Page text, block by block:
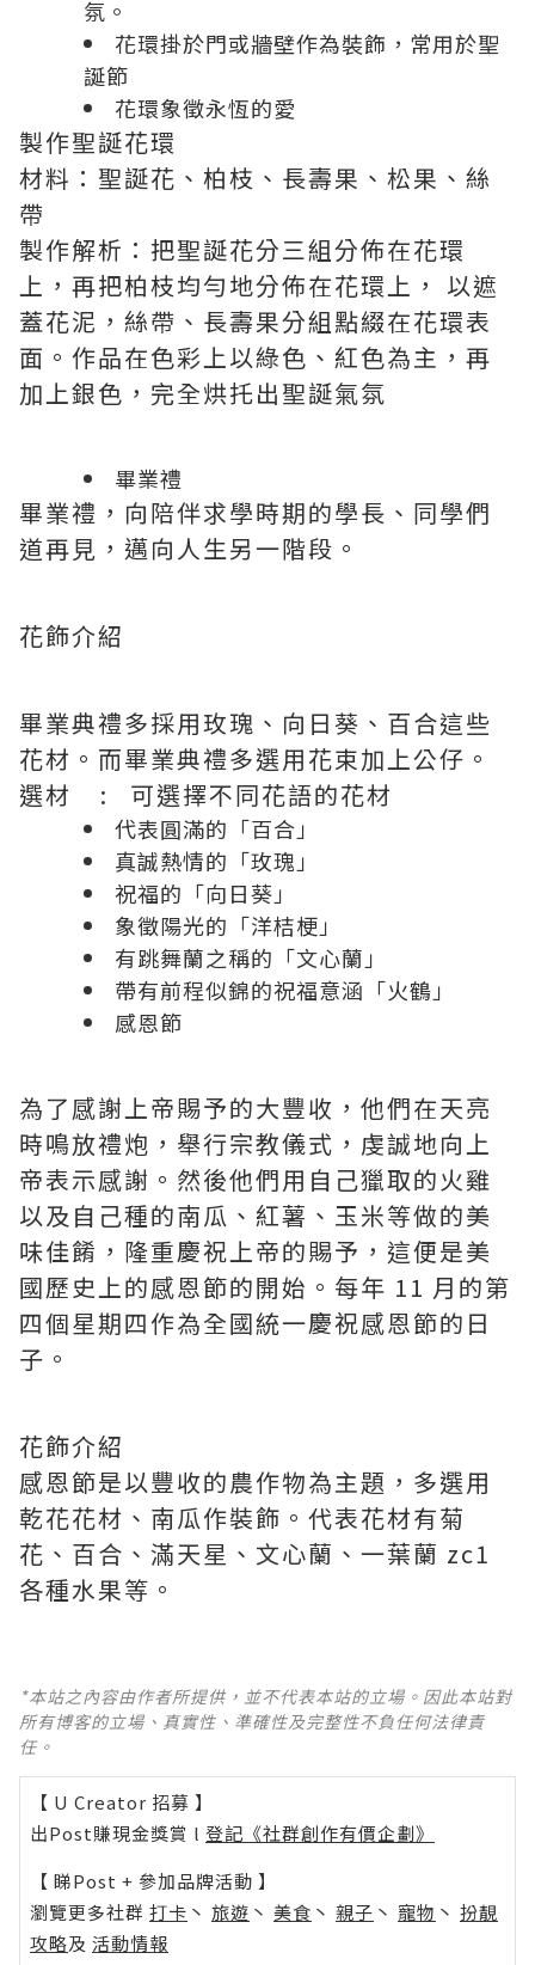
氛。
花環掛於門或牆壁作為裝飾，常用於聖
誕節
花環象徵永恆的愛
製作聖誕花環
材料：聖誕花、柏枝、長壽果、松果、絲
帶
製作解析：把聖誕花分三組分佈在花環
上，再把柏枝均勻地分佈在花環上， 以遮
蓋花泥，絲帶、長壽果分組點綴在花環表
面。作品在色彩上以綠色、紅色為主，再
加上銀色，完全烘托出聖誕氣氛
畢業禮
畢業禮，向陪伴求學時期的學長、同學們
道再見，邁向人生另一階段。
花飾介紹
畢業典禮多採用玫瑰、向日葵、百合這些
花材。而畢業典禮多選用花束加上公仔。
選材 : 可選擇不同花語的花材
代表圓滿的「百合」
真誠熱情的「玫瑰」
祝福的「向日葵」
象徵陽光的「洋桔梗」
有跳舞蘭之稱的「文心蘭」
帶有前程似錦的祝福意涵「火鶴」
感恩節
為了感謝上帝賜予的大豐收，他們在天亮
時鳴放禮炮，舉行宗教儀式，虔誠地向上
帝表示感謝。然後他們用自己獵取的火雞
以及自己種的南瓜、紅薯、玉米等做的美
味佳餚，隆重慶祝上帝的賜予，這便是美
國歷史上的感恩節的開始。每年 11 月的第
四個星期四作為全國統一慶祝感恩節的日
子。
花飾介紹
感恩節是以豐收的農作物為主題，多選用
乾花花材、南瓜作裝飾。代表花材有菊
花、百合、滿天星、文心蘭、一葉蘭 zc1
各種水果等。
*本站之內容由作者所提供，並不代表本站的立場。因此本站對
所有博客的立場、真實性、準確性及完整性不負任何法律責
任。
【 U Creator 招募 】
出Post賺現金獎賞 l 登記《社群創作有價企劃》
【 睇Post + 參加品牌活動 】
瀏覽更多社群 打卡 丶 旅遊 丶 美食 丶 親子 丶 寵物 丶 扮靚
攻略及 活動情報